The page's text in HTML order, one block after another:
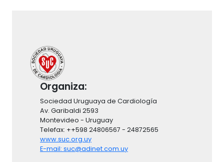
Organiza:
Sociedad Uruguaya de Cardiología
Av. Garibaldi 2593
Montevideo - Uruguay
Telefax: ++598 24806567 - 24872565
www.suc.org.uy
E-mail: suc@adinet.com.uy